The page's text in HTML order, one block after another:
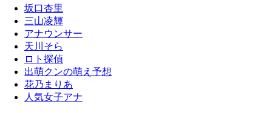
坂口杏里
三山凌輝
アナウンサー
天川そら
ロト探偵
出萌クンの萌え予想
花乃まりあ
人気女子アナ